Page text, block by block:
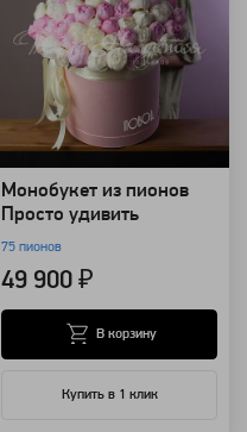
Монобукет из пионов
Просто удивить
75 пионов
49 900 ₽
Купить в 1 клик
В корзину